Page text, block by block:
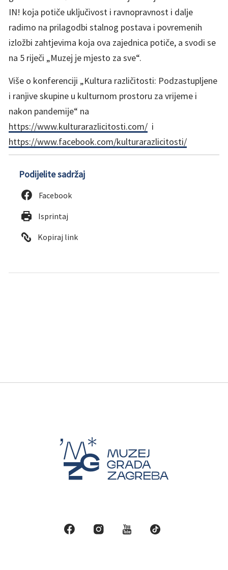
IN! koja potiče uključivost i ravnopravnost i dalje
radimo na prilagodbi stalnog postava i povremenih
izložbi zahtjevima koja ova zajednica potiče, a svodi se
na 5 riječi „Muzej je mjesto za sve“.
Više o konferenciji „Kultura različitosti: Podzastupljene
i ranjive skupine u kulturnom prostoru za vrijeme i
nakon pandemije“ na
https://www.kulturarazlicitosti.com/ i
https://www.facebook.com/kulturarazlicitosti/
Podijelite sadržaj
Facebook
Isprintaj
Kopiraj link